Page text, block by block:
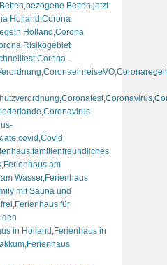
,bezogene Betten jetzt
Holland ,Corona
Holland ,Corona
Risikogebiet
,Corona-
,CoronaeinreiseVO,
,Coronatest,Coronavirus,
,Coronavirus
,covid ,Covid
,familienfreundliches
,Ferienhaus am
Wasser,Ferienhaus
mit Sauna und
,Ferienhaus für
den
in Holland ,Ferienhaus in
,Ferienhaus